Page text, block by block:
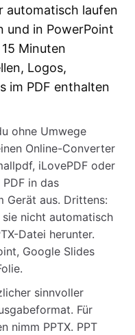
automatisch laufen
und in PowerPoint
Minuten
Logos,
im PDF enthalten
ohne Umwege
Online-Converter
iLovePDF oder
in das
Gerät aus. Drittens:
nicht automatisch
Datei herunter.
Google Slides
sinnvoller
Für
nimm PPTX. PPT